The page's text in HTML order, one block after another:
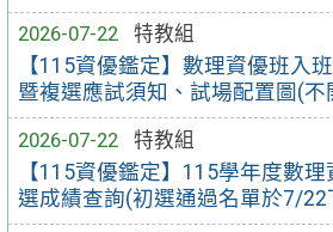
2026-07-22
特教組
【115資優鑑定】數理資優班入
暨複選應試須知、試場配置圖(不
2026-07-22
特教組
【115資優鑑定】115學年度數
選成績查詢(初選通過名單於7/22